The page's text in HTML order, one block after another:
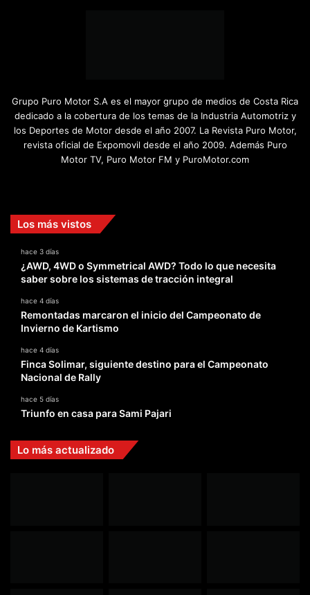
Grupo Puro Motor S.A es el mayor grupo de medios de Costa Rica
dedicado a la cobertura de los temas de la Industria Automotriz y
los Deportes de Motor desde el año 2007. La Revista Puro Motor,
revista oficial de Expomovil desde el año 2009. Además Puro
Motor TV, Puro Motor FM y PuroMotor.com
Los más vistos
hace 3 días
¿AWD, 4WD o Symmetrical AWD? Todo lo que necesita
saber sobre los sistemas de tracción integral
hace 4 días
Remontadas marcaron el inicio del Campeonato de
Invierno de Kartismo
hace 4 días
Finca Solimar, siguiente destino para el Campeonato
Nacional de Rally
hace 5 días
Triunfo en casa para Sami Pajari
Lo más actualizado